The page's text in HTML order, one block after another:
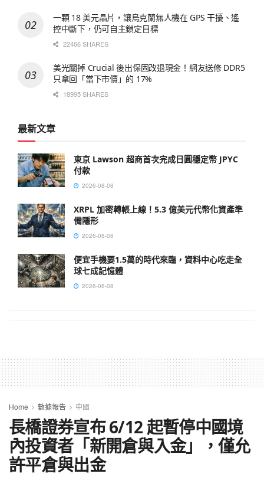
一顆 18 美元晶片，讓烏克蘭無人機在 GPS 干擾、遙
控中斷下，仍可自主鎖定目標
22466 SHARES
美光關掉 Crucial 後出保固改退現金！網友送修 DDR5
只拿回「當下市價」的 17%
18995 SHARES
最新文章
東京 Lawson 超商首次完成日圓穩定幣 JPYC
付款
2026-08-08
XRPL 加密轉帳上線！5.3 億美元代幣化資產準
備隱形
2026-08-08
便宜手機要1.5萬的時代來臨，資料中心吃走全
球七成記憶體
2026-08-08
Home 數據報告 中國
長橋證券宣布 6/12 起暫停中國境
內投資者「新開倉與入金」，僅允
許平倉與出金